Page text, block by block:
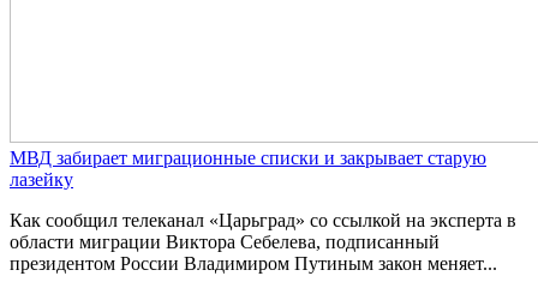
МВД забирает миграционные списки и закрывает старую
лазейку
Как сообщил телеканал «Царьград» со ссылкой на эксперта в
области миграции Виктора Себелева, подписанный
президентом России Владимиром Путиным закон меняет...